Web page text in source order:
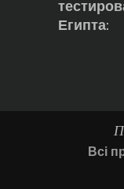
Египта:
Всі